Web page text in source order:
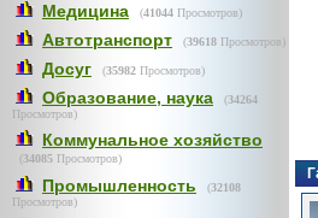
Медицина (41044 Просмотров)
Автотранспорт (39618 Просмотров)
Досуг (35982 Просмотров)
Образование, наука (34264
Просмотров)
Коммунальное хозяйство
(34085 Просмотров)
Промышленность (32108
Просмотров)